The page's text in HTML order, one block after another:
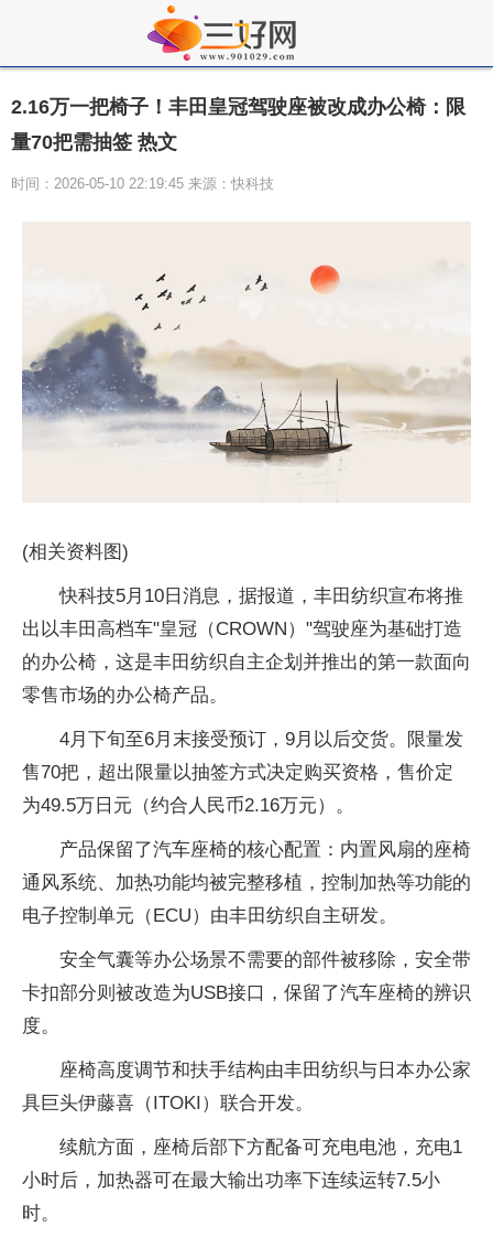
2.16万一把椅子！丰田皇冠驾驶座被改成办公椅：限
量70把需抽签 热文
时间：2026-05-10 22:19:45 来源：快科技
(相关资料图)
快科技5月10日消息，据报道，丰田纺织宣布将推
出以丰田高档车"皇冠（CROWN）"驾驶座为基础打造
的办公椅，这是丰田纺织自主企划并推出的第一款面向
零售市场的办公椅产品。
4月下旬至6月末接受预订，9月以后交货。限量发
售70把，超出限量以抽签方式决定购买资格，售价定
为49.5万日元（约合人民币2.16万元）。
产品保留了汽车座椅的核心配置：内置风扇的座椅
通风系统、加热功能均被完整移植，控制加热等功能的
电子控制单元（ECU）由丰田纺织自主研发。
安全气囊等办公场景不需要的部件被移除，安全带
卡扣部分则被改造为USB接口，保留了汽车座椅的辨识
度。
座椅高度调节和扶手结构由丰田纺织与日本办公家
具巨头伊藤喜（ITOKI）联合开发。
续航方面，座椅后部下方配备可充电电池，充电1
小时后，加热器可在最大输出功率下连续运转7.5小
时。